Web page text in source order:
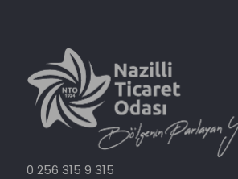
0 256 315 9 315